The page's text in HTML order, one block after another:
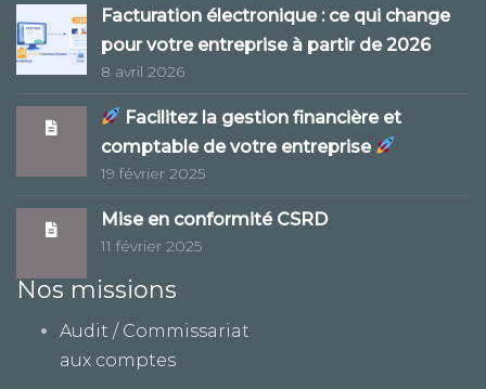
Facturation électronique : ce qui change
pour votre entreprise à partir de 2026
8 avril 2026
Facilitez la gestion financière et
comptable de votre entreprise
19 février 2025
Mise en conformité CSRD
11 février 2025
Nos missions
Audit / Commissariat
aux comptes